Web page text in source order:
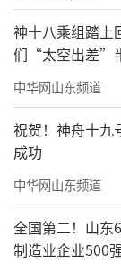
神十八乘组踏上
们“太空出差”
中华网山东频道
祝贺！神舟十九
成功
中华网山东频道
全国第二！山东
制造业企业500